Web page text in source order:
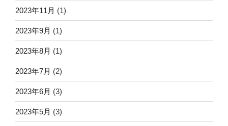
2023年11月 (1)
2023年9月 (1)
2023年8月 (1)
2023年7月 (2)
2023年6月 (3)
2023年5月 (3)